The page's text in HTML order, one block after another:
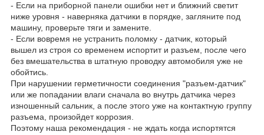
- Если на приборной панели ошибки нет и ближний светит
ниже уровня - наверняка датчики в порядке, загляните под
машину, проверьте тяги и замените.
- Если вовремя не устранить поломку - датчик, который
вышел из строя со временем испортит и разъем, после чего
без вмешательства в штатную проводку автомобиля уже не
обойтись.
При нарушении герметичности соединения "разъем-датчик"
или же попадании влаги сначала во внутрь датчика через
изношенный сальник, а после этого уже на контактную группу
разъема, произойдет коррозия.
Поэтому наша рекомендация - не ждать когда испортятся